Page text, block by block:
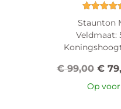
4.85
uit 5
Staunton
Veldmaat:
€99,00 €
Op